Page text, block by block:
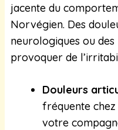
jacente du
Norvégien. Des
neurologiques ou
provoquer de
Douleurs
fréquente
votre